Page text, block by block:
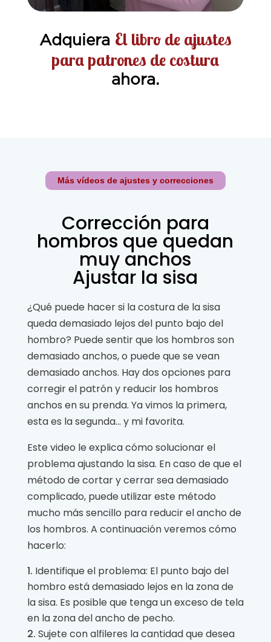
Adquiera El libro de ajustes
para patrones de costura
ahora.
Más vídeos de ajustes y correcciones
Corrección para
hombros que quedan
muy anchos
Ajustar la sisa
¿Qué puede hacer si la costura de la sisa
queda demasiado lejos del punto bajo del
hombro? Puede sentir que los hombros son
demasiado anchos, o puede que se vean
demasiado anchos. Hay dos opciones para
corregir el patrón y reducir los hombros
anchos en su prenda. Ya vimos la primera,
esta es la segunda… y mi favorita.
Este video le explica cómo solucionar el
problema ajustando la sisa. En caso de que el
método de cortar y cerrar sea demasiado
complicado, puede utilizar este método
mucho más sencillo para reducir el ancho de
los hombros. A continuación veremos cómo
hacerlo:
Identifique el problema: El punto bajo del
hombro está demasiado lejos en la zona de
la sisa. Es posible que tenga un exceso de tela
en la zona del ancho de pecho.
Sujete con alfileres la cantidad que desea